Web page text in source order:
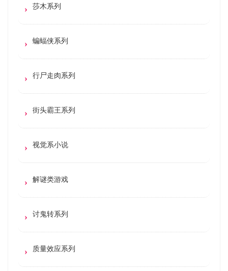
莎木系列
蝙蝠侠系列
行尸走肉系列
街头霸王系列
视觉系小说
解谜类游戏
讨鬼转系列
质量效应系列